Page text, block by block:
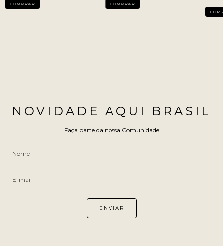
COMPRAR
NOVIDADE AQUI BRASIL
Faça parte da nossa Comunidade